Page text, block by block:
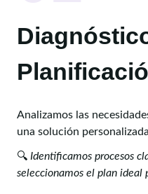
Analizamos las
una solución
🔍 Identificamos procesos
seleccionamos el plan ideal